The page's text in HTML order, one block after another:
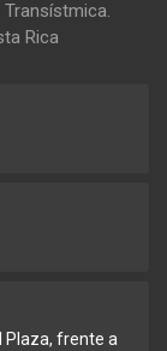
Rica
Plaza, frente a